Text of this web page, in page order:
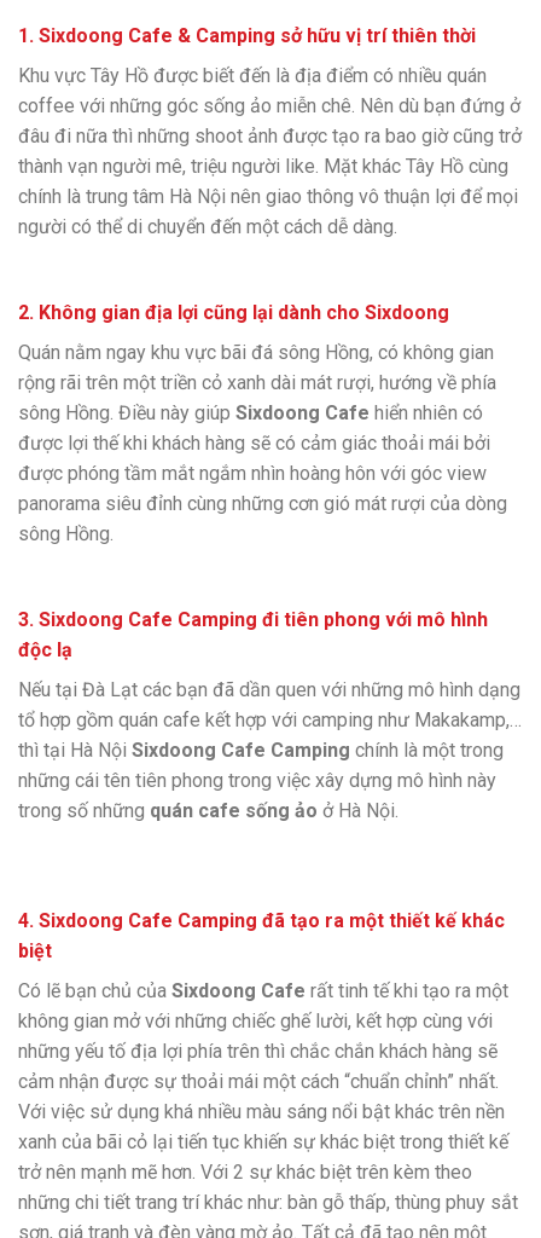
1. Sixdoong Cafe & Camping sở hữu vị trí thiên thời
Khu vực Tây Hồ được biết đến là địa điểm có nhiều quán
coffee với những góc sống ảo miễn chê. Nên dù bạn đứng ở
đâu đi nữa thì những shoot ảnh được tạo ra bao giờ cũng trở
thành vạn người mê, triệu người like. Mặt khác Tây Hồ cùng
chính là trung tâm Hà Nội nên giao thông vô thuận lợi để mọi
người có thể di chuyển đến một cách dễ dàng.
2. Không gian địa lợi cũng lại dành cho Sixdoong
Quán nằm ngay khu vực bãi đá sông Hồng, có không gian
rộng rãi trên một triền cỏ xanh dài mát rượi, hướng về phía
sông Hồng. Điều này giúp Sixdoong Cafe hiển nhiên có
được lợi thế khi khách hàng sẽ có cảm giác thoải mái bởi
được phóng tầm mắt ngắm nhìn hoàng hôn với góc view
panorama siêu đỉnh cùng những cơn gió mát rượi của dòng
sông Hồng.
3. Sixdoong Cafe Camping đi tiên phong với mô hình
độc lạ
Nếu tại Đà Lạt các bạn đã dần quen với những mô hình dạng
tổ hợp gồm quán cafe kết hợp với camping như Makakamp,…
thì tại Hà Nội Sixdoong Cafe Camping chính là một trong
những cái tên tiên phong trong việc xây dựng mô hình này
trong số những quán cafe sống ảo ở Hà Nội.
4. Sixdoong Cafe Camping đã tạo ra một thiết kế khác
biệt
Có lẽ bạn chủ của Sixdoong Cafe rất tinh tế khi tạo ra một
không gian mở với những chiếc ghế lười, kết hợp cùng với
những yếu tố địa lợi phía trên thì chắc chắn khách hàng sẽ
cảm nhận được sự thoải mái một cách “chuẩn chỉnh” nhất.
Với việc sử dụng khá nhiều màu sáng nổi bật khác trên nền
xanh của bãi cỏ lại tiến tục khiến sự khác biệt trong thiết kế
trở nên mạnh mẽ hơn. Với 2 sự khác biệt trên kèm theo
những chi tiết trang trí khác như: bàn gỗ thấp, thùng phuy sắt
sơn, giá tranh và đèn vàng mờ ảo. Tất cả đã tạo nên một